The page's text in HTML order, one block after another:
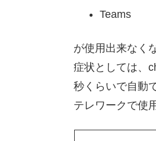
Teams
が使用出来なく
症状としては、
秒くらいで自動
テレワークで使